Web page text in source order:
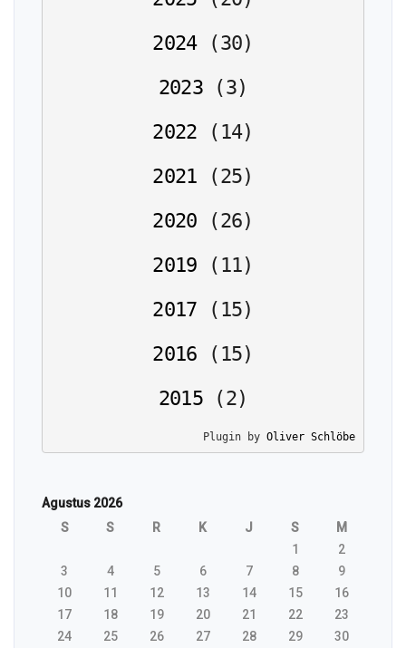
2024
(30)
2023
(3)
2022
( 14)
2021
(25)
2020
(26)
2019
( 11)
2017
( 15)
2016
( 15)
2015
(2)
Plugin by Oliver Schlöbe
Agustus 2026
S
S R K J S
M
1
2
3
4 5 6 7 8
9
10
11 12 13 14 15
16
17
18 19 20 21 22
23
24
25 26 27 28 29
30